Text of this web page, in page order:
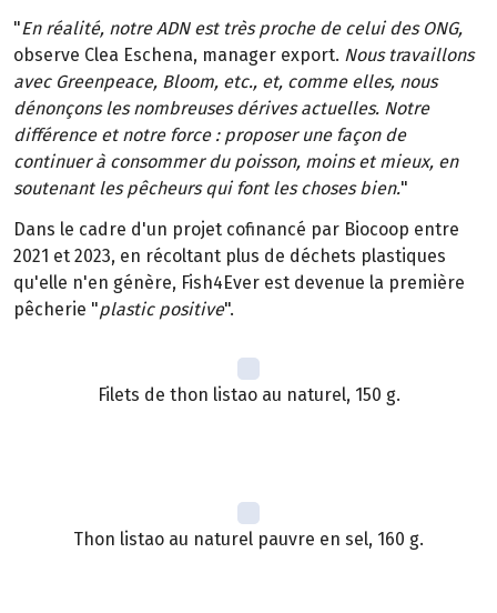
"En réalité, notre ADN est très proche de celui des ONG,
observe Clea Eschena, manager export. Nous travaillons
avec Greenpeace, Bloom, etc., et, comme elles, nous
dénonçons les nombreuses dérives actuelles. Notre
différence et notre force : proposer une façon de
continuer à consommer du poisson, moins et mieux, en
soutenant les pêcheurs qui font les choses bien."
Dans le cadre d'un projet cofinancé par Biocoop entre
2021 et 2023, en récoltant plus de déchets plastiques
qu'elle n'en génère, Fish4Ever est devenue la première
pêcherie "plastic positive".
Filets de thon listao au naturel, 150 g.
Thon listao au naturel pauvre en sel, 160 g.